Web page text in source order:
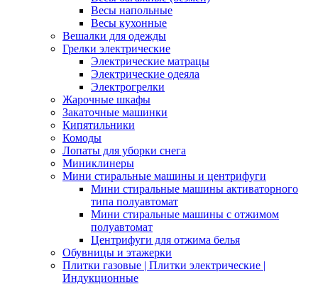
Весы напольные
Весы кухонные
Вешалки для одежды
Грелки электрические
Электрические матрацы
Электрические одеяла
Электрогрелки
Жарочные шкафы
Закаточные машинки
Кипятильники
Комоды
Лопаты для уборки снега
Миниклинеры
Мини стиральные машины и центрифуги
Мини стиральные машины активаторного
типа полуавтомат
Мини стиральные машины с отжимом
полуавтомат
Центрифуги для отжима белья
Обувницы и этажерки
Плитки газовые | Плитки электрические |
Индукционные